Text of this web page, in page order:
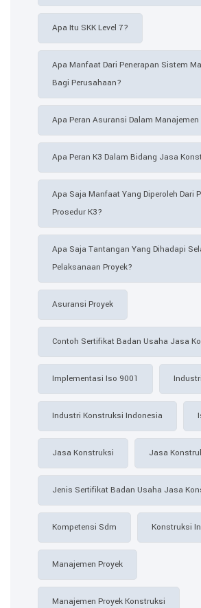
Apa Itu SKK Level 7?
Apa Manfaat Dari Penerapan Sistem
Bagi Perusahaan?
Apa Peran Asuransi Dalam
Apa Peran K3 Dalam Bidang Jasa
Apa Saja Manfaat Yang Diperoleh Dari
Prosedur K3?
Apa Saja Tantangan Yang Dihadapi
Pelaksanaan Proyek?
Asuransi Proyek
Contoh Sertifikat Badan Usaha Jasa
Implementasi Iso 9001
Industri Konstruksi Indonesia
Jasa Konstruksi Jasa
Jenis Sertifikat Badan Usaha Jasa
Kompetensi Sdm Konstruksi
Manajemen Proyek
Manajemen Proyek Konstruksi